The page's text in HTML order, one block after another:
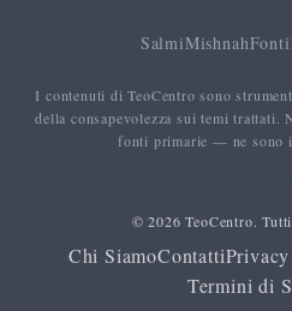
SalmiMishnahFonti
I contenuti di TeoCentro sono
della consapevolezza sui temi
fonti primarie — ne sono
© 2026 TeoCentro.
Chi SiamoContatti
Termini di